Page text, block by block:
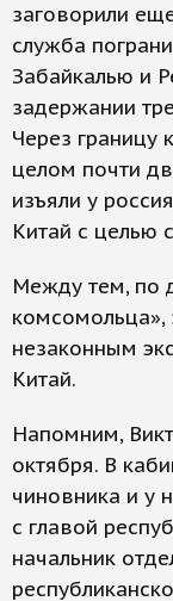
заговорили
служба
Забайкалью и
задержании
Через границу
целом почти
изъяли у
Китай с целью
Между тем, по
комсомольца»,
незаконным
Китай.
Напомним,
октября. В
чиновника и у
с главой
начальник